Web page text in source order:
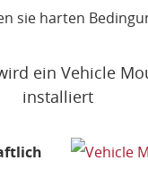
sie harten